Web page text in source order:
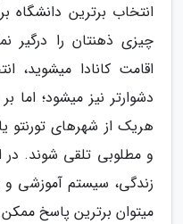
انتخاب برترین دانشگاه
چیزی ذهنتان را درگیر
اقامت کانادا می­شوید،
دشوارتر نیز می­شود؛
هریک از شهرهای تورنتو
و مطلوبی تلقی شوند. در
زندگی، سیستم آموزشی و
می­توان برترین پاسخ